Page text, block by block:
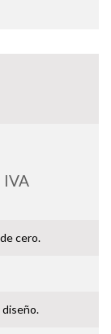
IVA
cero.